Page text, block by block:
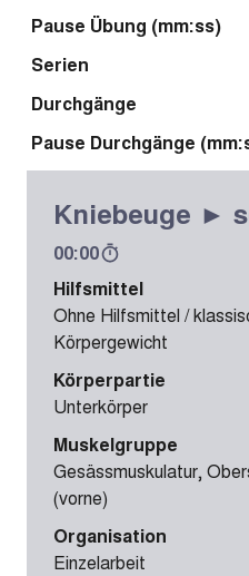
Pause Übung (mm:ss)
Serien
Durchgänge
Pause Durchgänge
Kniebeuge ►
00:00
Hilfsmittel
Ohne Hilfsmittel /
Körpergewicht
Körperpartie
Unterkörper
Muskelgruppe
Gesässmuskulatur,
(vorne)
Organisation
Einzelarbeit